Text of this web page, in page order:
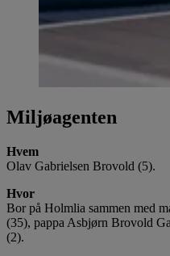
Miljøagenten
Hvem
Olav Gabrielsen Brovold (5).
Hvor
Bor på Holmlia sammen med
(35), pappa Asbjørn Brovold
(2).